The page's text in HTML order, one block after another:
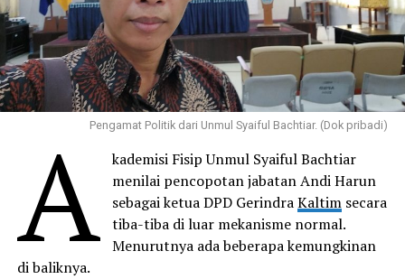
Pengamat Politik dari Unmul Syaiful Bachtiar. (Dok pribadi)
A
kademisi Fisip Unmul Syaiful Bachtiar
menilai pencopotan jabatan Andi Harun
sebagai ketua DPD GerindraKaltim secara
tiba-tiba di luar mekanisme normal.
Menurutnya ada beberapa kemungkinan
di baliknya.